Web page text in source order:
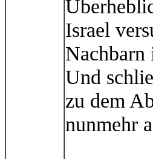
Israel
Nachbarn
Und
zu dem
nunmehr